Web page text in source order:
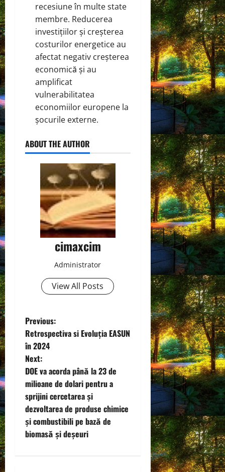
recesiune în multe state
membre. Reducerea
investițiilor și creșterea
costurilor energetice au
afectat negativ creșterea
economică și au
amplificat
vulnerabilitatea
economiilor europene la
șocurile externe.
ABOUT THE AUTHOR
cimaxcim
Administrator
View All Posts
P
o
s
t
n
a
Previous:
Retrospectiva si Evoluția EASUN
în 2024
Next:
DOE va acorda până la 23 de
milioane de dolari pentru a
sprijini cercetarea și
dezvoltarea de produse chimice
și combustibili pe bază de
biomasă și deșeuri